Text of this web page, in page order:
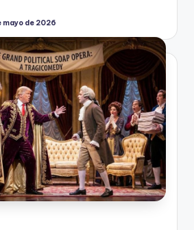
mayo de 2026